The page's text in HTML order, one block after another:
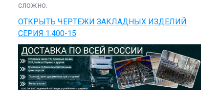
сложно.
ОТКРЫТЬ ЧЕРТЕЖИ ЗАКЛАДНЫХ ИЗДЕЛИЙ
СЕРИЯ 1.400-15